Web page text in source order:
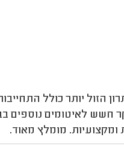
הזול יותר כולל
לאיטומים נוספים
ומקצועיות. מומלץ מאוד.